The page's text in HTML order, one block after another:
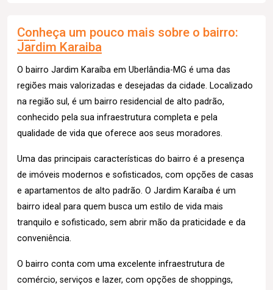
Conheça um pouco mais sobre o bairro:
Jardim Karaiba
O bairro Jardim Karaíba em Uberlândia-MG é uma das
regiões mais valorizadas e desejadas da cidade. Localizado
na região sul, é um bairro residencial de alto padrão,
conhecido pela sua infraestrutura completa e pela
qualidade de vida que oferece aos seus moradores.
Uma das principais características do bairro é a presença
de imóveis modernos e sofisticados, com opções de casas
e apartamentos de alto padrão. O Jardim Karaíba é um
bairro ideal para quem busca um estilo de vida mais
tranquilo e sofisticado, sem abrir mão da praticidade e da
conveniência.
O bairro conta com uma excelente infraestrutura de
comércio, serviços e lazer, com opções de shoppings,